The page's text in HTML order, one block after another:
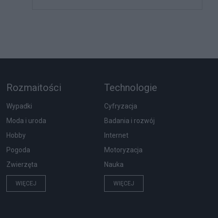
Rozmaitości
Wypadki
Moda i uroda
Hobby
Pogoda
Zwierzęta
WIĘCEJ
Technologie
Cyfryzacja
Badania i rozwój
Internet
Motoryzacja
Nauka
WIĘCEJ